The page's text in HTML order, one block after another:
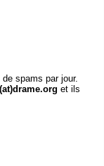
spams par jour.
et ils